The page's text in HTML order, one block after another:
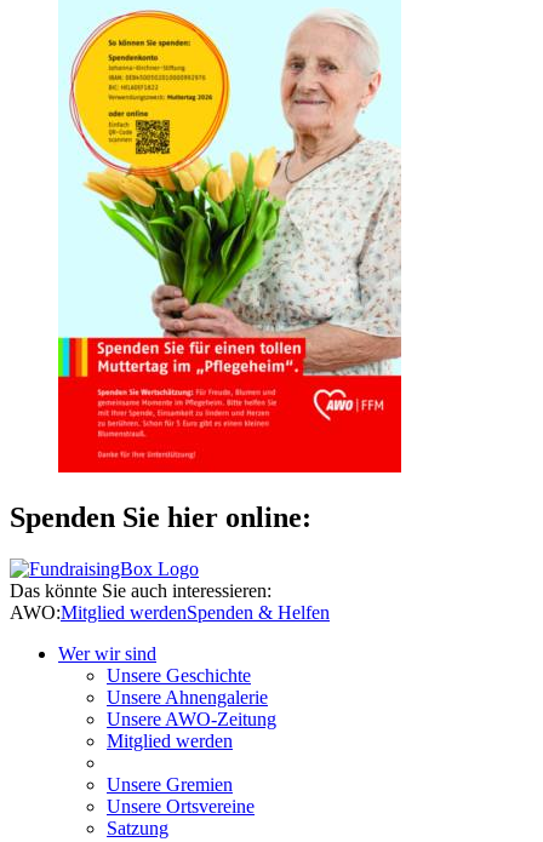
Spenden Sie hier online:
Das könnte Sie auch interessieren:
AWO:Mitglied werdenSpenden & Helfen
Wer wir sind
Unsere Geschichte
Unsere Ahnengalerie
Unsere AWO-Zeitung
Mitglied werden
Unsere Gremien
Unsere Ortsvereine
Satzung